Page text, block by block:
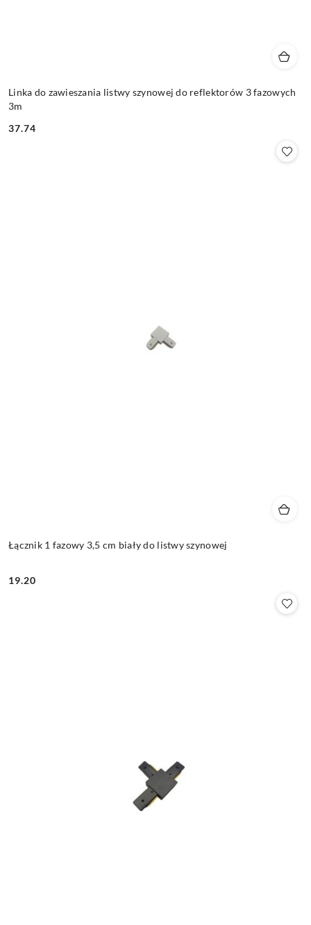
Linka do zawieszania listwy szynowej do reflektorów 3 fazowych
3m
Cena:
37.74
Łącznik 1 fazowy 3,5 cm biały do listwy szynowej
Cena:
19.20